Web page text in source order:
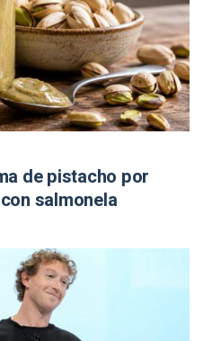
de pistacho por
salmonela